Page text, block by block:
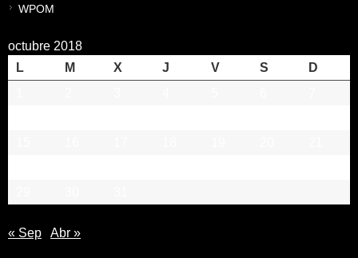
WPOM
octubre 2018
L
M X J V S
D
« Sep Abr »